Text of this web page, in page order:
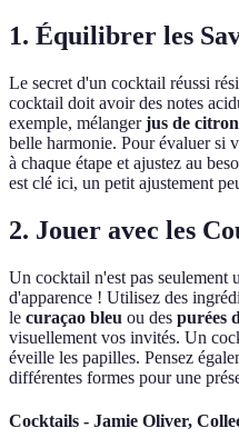
1. Équilibrer les
Le secret d'un cocktail réussi
cocktail doit avoir des notes
exemple, mélangerjus de citron
belle harmonie. Pour évaluer si
à chaque étape et ajustez au
est clé ici, un petit ajustement
2. Jouer avec les
Un cocktail n'est pas seulement
d'apparence ! Utilisez des
le curaçao bleu ou des purées
visuellement vos invités. Un
éveille les papilles. Pensez
différentes formes pour une
Cocktails - Jamie Oliver,